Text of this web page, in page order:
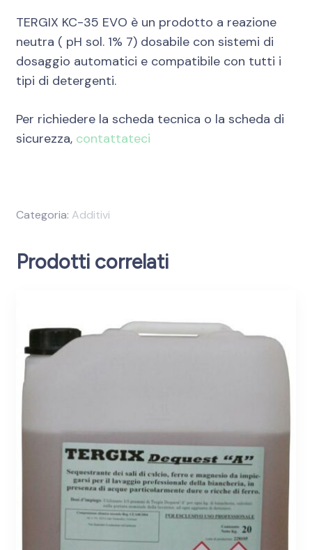
TERGIX KC-35 EVO è un prodotto a reazione
neutra ( pH sol. 1% 7) dosabile con sistemi di
dosaggio automatici e compatibile con tutti i
tipi di detergenti.
Per richiedere la scheda tecnica o la scheda di
sicurezza, contattateci
Categoria: Additivi
Prodotti correlati